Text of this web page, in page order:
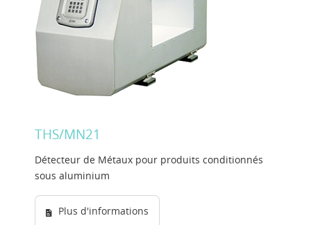
THS/MN21
Détecteur de Métaux pour produits conditionnés
sous aluminium
Plus d'informations